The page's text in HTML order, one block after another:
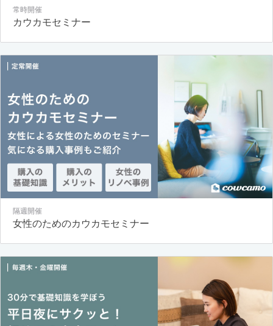
常時開催
カウカモセミナー
隔週開催
女性のためのカウカモセミナー